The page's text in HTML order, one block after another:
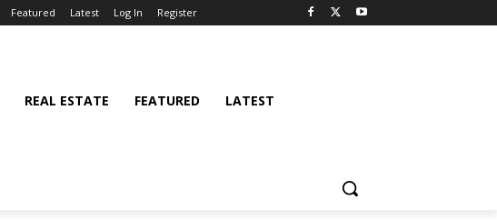
Featured Latest Log In Register
REAL ESTATE FEATURED LATEST